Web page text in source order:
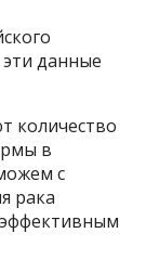
данные
количество
в
с
рака